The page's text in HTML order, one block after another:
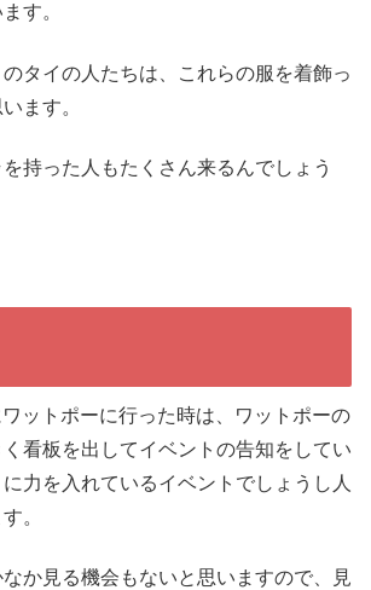
す。
タイの人たちは、これらの服を着飾っ
ます。
持った人もたくさん来るんでしょう
ットポーに行った時は、ワットポーの
看板を出してイベントの告知をしてい
力を入れているイベントでしょうし人
。
か見る機会もないと思いますので、見